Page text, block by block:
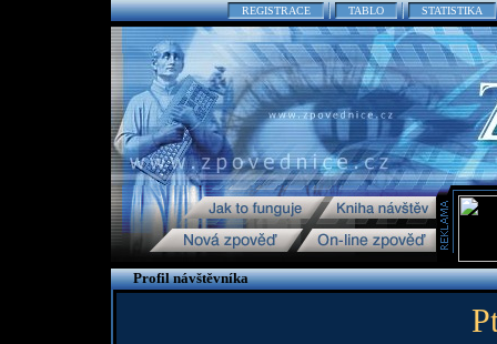
REGISTRACE TABLO STATISTIKA
Profil návštěvníka